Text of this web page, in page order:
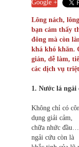
Google +
Lông nách,
bạn cảm thấy
đông mà còn
khá khó khăn.
giản, dễ làm,
các dịch vụ
1. Nước lá ngải
Không chỉ có
dụng giải cảm,
chữa nhức đầu…
ngải cứu còn là